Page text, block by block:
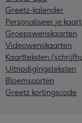
Greetz-kalender
Personaliseer je kaart
Groepswenskaarten
Videowenskaarten
Kaartteksten
Uitnodigingsteksten
Bloemsoorten
Greetz kortingscode